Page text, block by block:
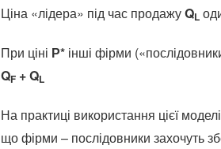
Ціна «лідера» під час продажуQL
При ціні Р* інші фірми
QF + QL
На практиці використання цієї
що фірми – послідовники захочуть